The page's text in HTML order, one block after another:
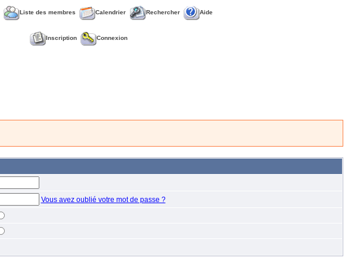
Liste des membres Calendrier Rechercher Aide
Inscription Connexion
Vous avez oublié votre mot de passe ?